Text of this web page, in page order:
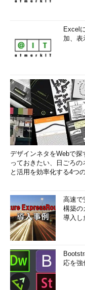
Excel
加、表
デザインネタをWebで探
っておきたい、日ごろの
と活用を効率化する4つ
高速で
構築
導入し
応を強